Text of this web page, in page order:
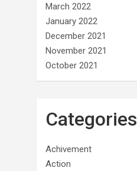
March 2022
January 2022
December 2021
November 2021
October 2021
Categories
Achivement
Action